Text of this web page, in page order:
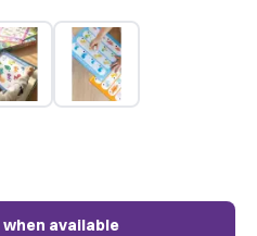
when available